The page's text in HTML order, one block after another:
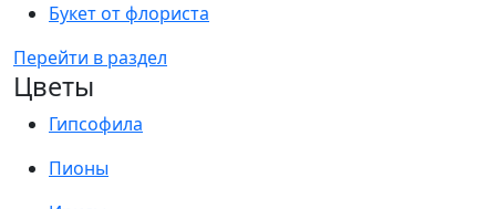
Букет от флориста
Перейти в раздел
Цветы
Гипсофила
Пионы